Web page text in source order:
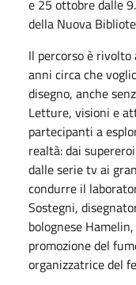
e 25 ottobre dalle
della Nuova
Il percorso è rivolto
anni circa che
disegno, anche
Letture, visioni e
partecipanti a
realtà: dai
dalle serie tv ai
condurre il
Sostegni,
bolognese
promozione del
organizzatrice del